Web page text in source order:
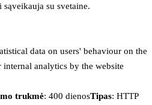
su svetaine.
data on users' behaviour on the
internal analytics by the website
trukmė: 400 dienosTipas: HTTP